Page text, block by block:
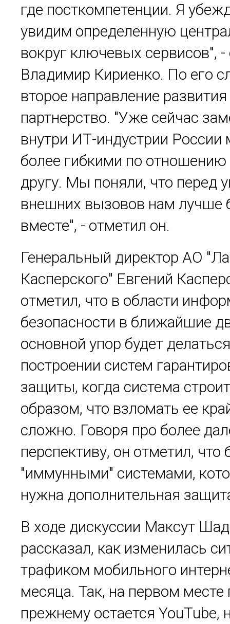
где посткомпетенции. Я
увидим определенную
вокруг ключевых сервисов", -
Владимир Кириенко. По его
второе направление
партнерство. "Уже сейчас
внутри ИТ-индустрии России
более гибкими по отношению
другу. Мы поняли, что перед
внешних вызовов нам лучше
вместе", - отметил он.
Генеральный директор АО
Касперского" Евгений
отметил, что в области
безопасности в ближайшие
основной упор будет
построении систем
защиты, когда система
образом, что взломать ее
сложно. Говоря про более
перспективу, он отметил, что
"иммунными" системами,
нужна дополнительная
В ходе дискуссии Максут
рассказал, как изменилась
трафиком мобильного
месяца. Так, на первом месте
прежнему остается YouTube,